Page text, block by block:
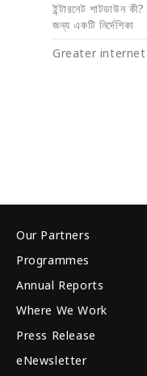
ইন্টারনেট শাটডাউন
জন্য একটি নির্দেশিকা
Greater
Our Partners
Programmes
Annual Reports
Where We Work
Press Release
eNewsletter